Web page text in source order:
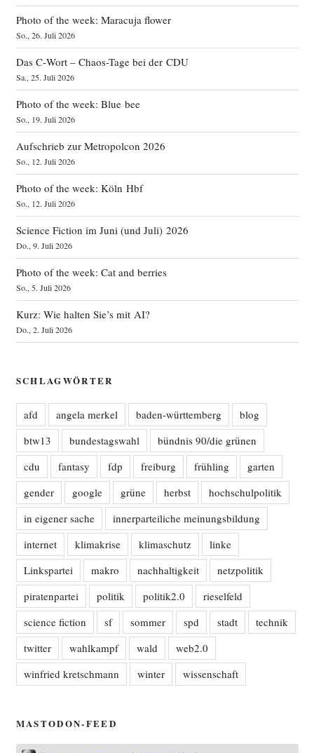
Photo of the week: Maracuja flower
So., 26. Juli 2026
Das C‑Wort – Chaos-Tage bei der CDU
Sa., 25. Juli 2026
Photo of the week: Blue bee
So., 19. Juli 2026
Aufschrieb zur Metropolcon 2026
So., 12. Juli 2026
Photo of the week: Köln Hbf
So., 12. Juli 2026
Science Fiction im Juni (und Juli) 2026
Do., 9. Juli 2026
Photo of the week: Cat and berries
So., 5. Juli 2026
Kurz: Wie halten Sie’s mit AI?
Do., 2. Juli 2026
SCHLAGWÖRTER
afd angela merkel baden-württemberg
blog
btw13
bundestagswahl
bündnis 90/die grünen
cdu
fantasy fdp freiburg frühling
garten
gender
google grüne herbst
hochschulpolitik
in eigener sache
innerparteiliche meinungsbildung
internet
klimakrise klimaschutz
linke
Linkspartei
makro nachhaltigkeit
netzpolitik
piratenpartei
politik politik2.0
rieselfeld
science fiction
sf sommer spd stadt
technik
twitter
wahlkampf wald
web2.0
winfried kretschmann
winter wissenschaft
MASTODON-FEED